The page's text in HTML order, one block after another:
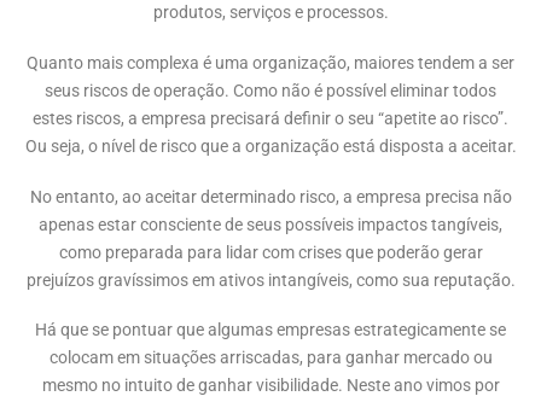
produtos, serviços e processos.
Quanto mais complexa é uma organização, maiores tendem a ser
seus riscos de operação. Como não é possível eliminar todos
estes riscos, a empresa precisará definir o seu “apetite ao risco”.
Ou seja, o nível de risco que a organização está disposta a aceitar.
No entanto, ao aceitar determinado risco, a empresa precisa não
apenas estar consciente de seus possíveis impactos tangíveis,
como preparada para lidar com crises que poderão gerar
prejuízos gravíssimos em ativos intangíveis, como sua reputação.
Há que se pontuar que algumas empresas estrategicamente se
colocam em situações arriscadas, para ganhar mercado ou
mesmo no intuito de ganhar visibilidade. Neste ano vimos por